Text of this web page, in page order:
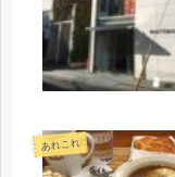
あれこれ